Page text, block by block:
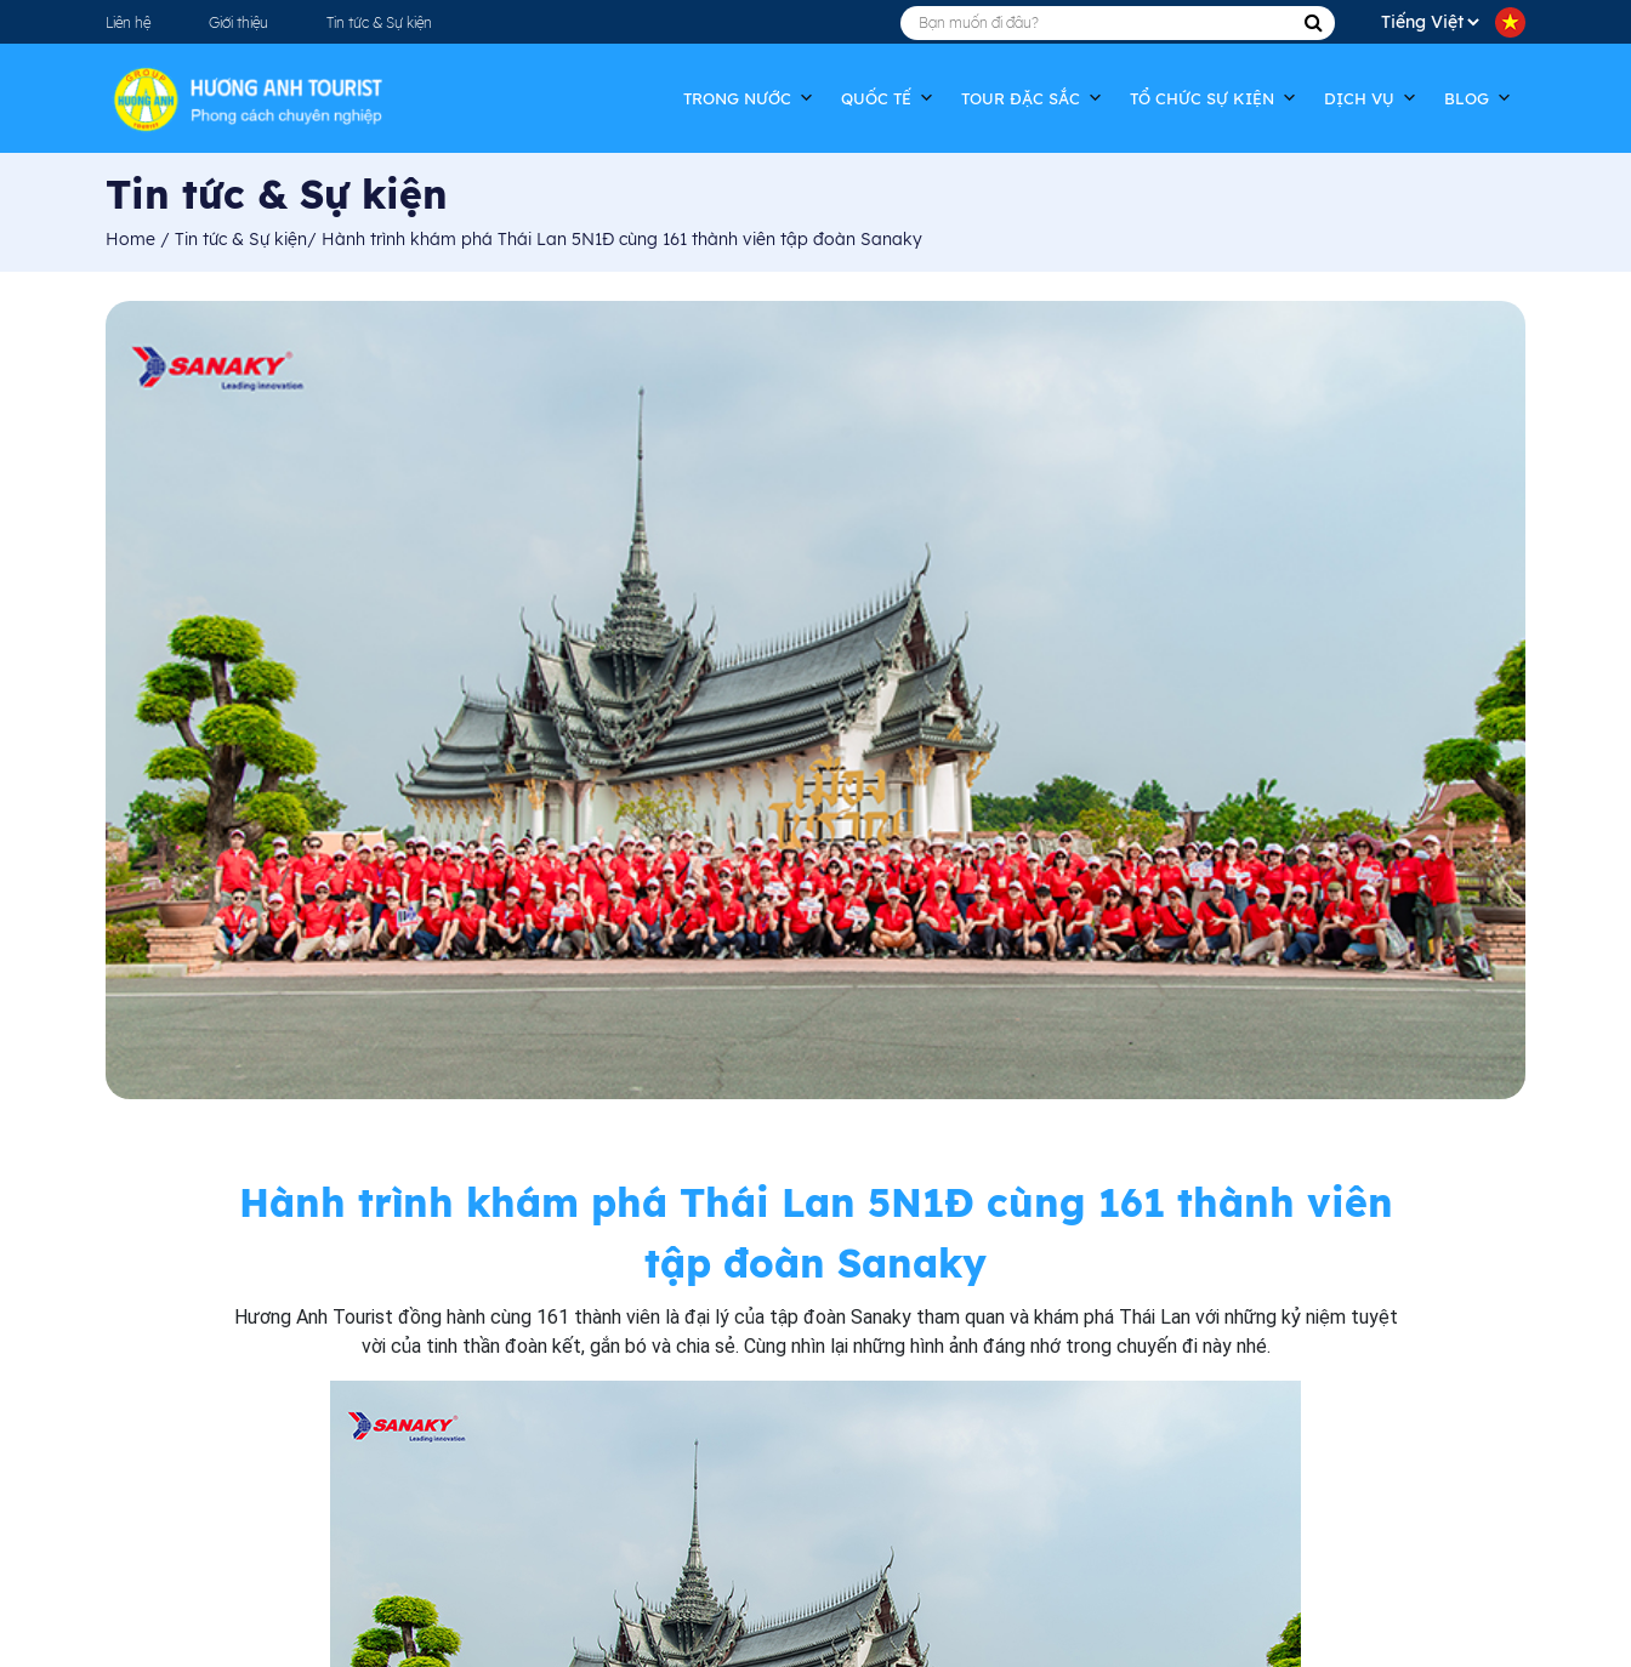
Liên hệ Giới thiệu Tin tức & Sự kiện
Choose
language
TRONG NƯỚC QUỐC TẾ TOUR ĐẶC SẮC TỔ CHỨC SỰ KIỆN DỊCH VỤ BLOG
Tin tức & Sự kiện
Home / Tin tức & Sự kiện/ Hành trình khám phá Thái Lan 5N1Đ cùng 161 thành viên tập đoàn Sanaky
Hành trình khám phá Thái Lan 5N1Đ cùng 161 thành viên
tập đoàn Sanaky
Hương Anh Tourist đồng hành cùng 161 thành viên là đại lý của tập đoàn Sanaky tham quan và khám phá Thái Lan với những kỷ niệm tuyệt
vời của tinh thần đoàn kết, gắn bó và chia sẻ. Cùng nhìn lại những hình ảnh đáng nhớ trong chuyến đi này nhé.